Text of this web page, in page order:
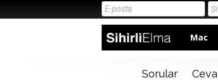
Mac
Sorular